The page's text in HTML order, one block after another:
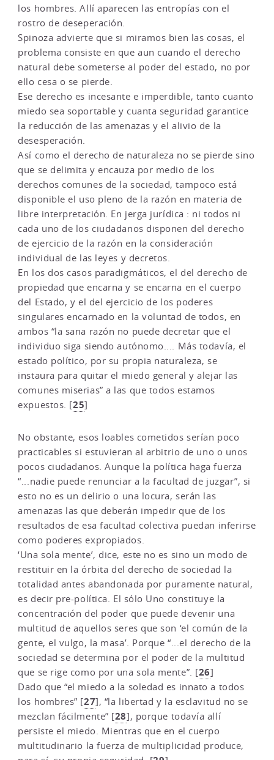
los hombres. Allí aparecen las entropías con el
rostro de deseperación.
Spinoza advierte que si miramos bien las cosas, el
problema consiste en que aun cuando el derecho
natural debe someterse al poder del estado, no por
ello cesa o se pierde.
Ese derecho es incesante e imperdible, tanto cuanto
miedo sea soportable y cuanta seguridad garantice
la reducción de las amenazas y el alivio de la
desesperación.
Así como el derecho de naturaleza no se pierde sino
que se delimita y encauza por medio de los
derechos comunes de la sociedad, tampoco está
disponible el uso pleno de la razón en materia de
libre interpretación. En jerga jurídica : ni todos ni
cada uno de los ciudadanos disponen del derecho
de ejercicio de la razón en la consideración
individual de las leyes y decretos.
En los dos casos paradigmáticos, el del derecho de
propiedad que encarna y se encarna en el cuerpo
del Estado, y el del ejercicio de los poderes
singulares encarnado en la voluntad de todos, en
ambos “la sana razón no puede decretar que el
individuo siga siendo autónomo.... Más todavía, el
estado político, por su propia naturaleza, se
instaura para quitar el miedo general y alejar las
comunes miserias” a las que todos estamos
expuestos. [25]
No obstante, esos loables cometidos serían poco
practicables si estuvieran al arbitrio de uno o unos
pocos ciudadanos. Aunque la política haga fuerza
“...nadie puede renunciar a la facultad de juzgar”, si
esto no es un delirio o una locura, serán las
amenazas las que deberán impedir que de los
resultados de esa facultad colectiva puedan inferirse
como poderes expropiados.
‘Una sola mente’, dice, este no es sino un modo de
restituir en la órbita del derecho de sociedad la
totalidad antes abandonada por puramente natural,
es decir pre-política. El sólo Uno constituye la
concentración del poder que puede devenir una
multitud de aquellos seres que son ‘el común de la
gente, el vulgo, la masa’. Porque “...el derecho de la
sociedad se determina por el poder de la multitud
que se rige como por una sola mente”. [26]
Dado que “el miedo a la soledad es innato a todos
los hombres” [27], “la libertad y la esclavitud no se
mezclan fácilmente” [28], porque todavía allí
persiste el miedo. Mientras que en el cuerpo
multitudinario la fuerza de multiplicidad produce,